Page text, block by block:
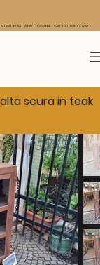
scura in teak
DA PIU' DI 25 ANNI - SALDI 2026 IN CORSO